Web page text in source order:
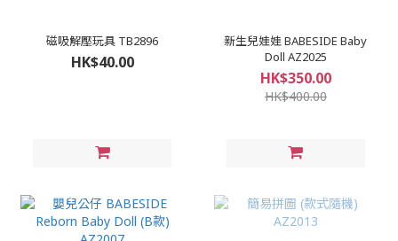
磁吸解壓玩具 TB2896
HK$40.00
新生兒娃娃 BABESIDE Baby
Doll AZ2025
HK$350.00
HK$400.00